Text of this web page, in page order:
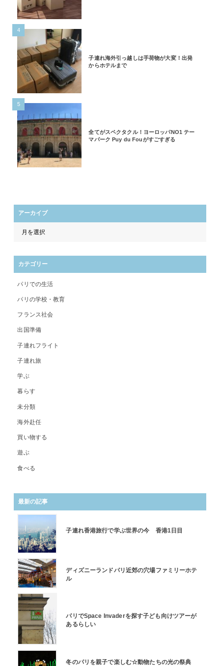
子連れ海外引っ越しは手荷物が大変！出発
からホテルまで
4
全てがスペクタクル！ヨーロッパNO1 テー
マパーク Puy du Fouがすごすぎる
5
アーカイブ
カテゴリー
パリでの生活
パリの学校・教育
フランス社会
出国準備
子連れフライト
子連れ旅
学ぶ
暮らす
未分類
海外赴任
買い物する
遊ぶ
食べる
最新の記事
子連れ香港旅行で学ぶ世界の今 香港1日目
ディズニーランドパリ近郊の穴場ファミリーホテ
ル
パリでSpace Invaderを探す子ども向けツアーが
あるらしい
冬のパリを親子で楽しむ☆動物たちの光の祭典